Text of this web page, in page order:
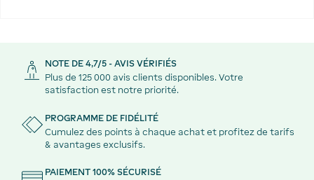
NOTE DE 4,7/5 - AVIS VÉRIFIÉS
Plus de 125 000 avis clients disponibles. Votre
satisfaction est notre priorité.
PROGRAMME DE FIDÉLITÉ
Cumulez des points à chaque achat et profitez de tarifs
& avantages exclusifs.
PAIEMENT 100% SÉCURISÉ